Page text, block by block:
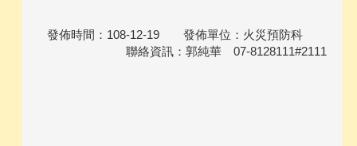
發佈時間：108-12-19 發佈單位：火災預防科
聯絡資訊：郭純華 07-8128111#2111